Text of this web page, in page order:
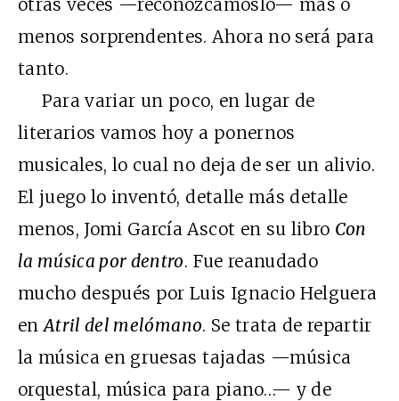
otras veces —reconozcámoslo— más o
menos sorprendentes. Ahora no será para
tanto.
Para variar un poco, en lugar de
literarios vamos hoy a ponernos
musicales, lo cual no deja de ser un alivio.
El juego lo inventó, detalle más detalle
menos, Jomi García Ascot en su libro Con
la música por dentro. Fue reanudado
mucho después por Luis Ignacio Helguera
enAtril del melómano. Se trata de repartir
la música en gruesas tajadas —música
orquestal, música para piano…— y de